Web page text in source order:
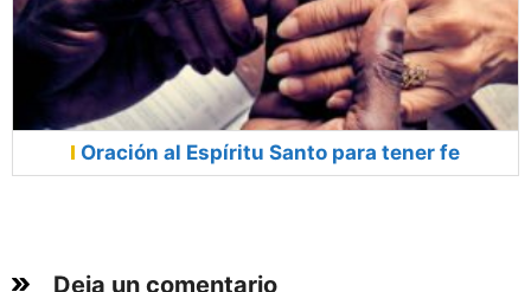
Oración al Espíritu Santo para tener fe
Deja un comentario